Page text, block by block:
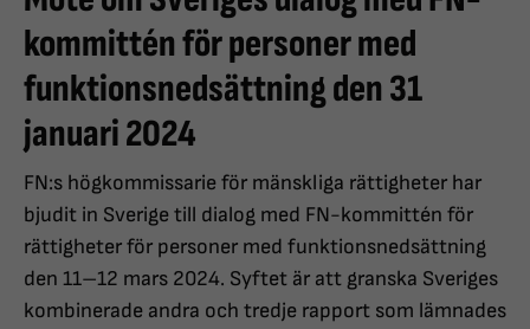
kommittén för personer med
funktionsnedsättning den 31
januari 2024
FN:s högkommissarie för mänskliga rättigheter har
bjudit in Sverige till dialog med FN-kommittén för
rättigheter för personer med funktionsnedsättning
den 11–12 mars 2024. Syftet är att granska Sveriges
kombinerade andra och tredje rapport som lämnades